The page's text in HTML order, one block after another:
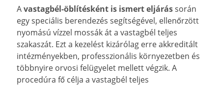
Avastagbél-öblítésként is ismert eljárássorán
egy speciális berendezés segítségével, ellenőrzött
nyomású vízzel mossák át a vastagbél teljes
szakaszát. Ezt a kezelést kizárólag erre akkreditált
intézményekben, professzionális környezetben és
többnyire orvosi felügyelet mellett végzik. A
procedúra fő célja a vastagbél teljes